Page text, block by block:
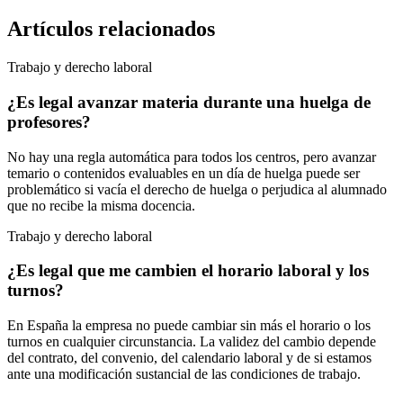
Artículos relacionados
Trabajo y derecho laboral
¿Es legal avanzar materia durante una huelga de
profesores?
No hay una regla automática para todos los centros, pero avanzar
temario o contenidos evaluables en un día de huelga puede ser
problemático si vacía el derecho de huelga o perjudica al alumnado
que no recibe la misma docencia.
Trabajo y derecho laboral
¿Es legal que me cambien el horario laboral y los
turnos?
En España la empresa no puede cambiar sin más el horario o los
turnos en cualquier circunstancia. La validez del cambio depende
del contrato, del convenio, del calendario laboral y de si estamos
ante una modificación sustancial de las condiciones de trabajo.